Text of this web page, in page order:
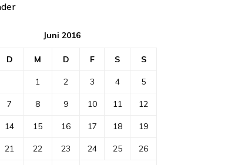
Juni 2016
D M D F S S
1 2 3 4 5
7 8 9 10 11 12
14 15 16 17 18 19
21 22 23 24 25 26